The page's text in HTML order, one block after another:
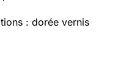
: dorée vernis